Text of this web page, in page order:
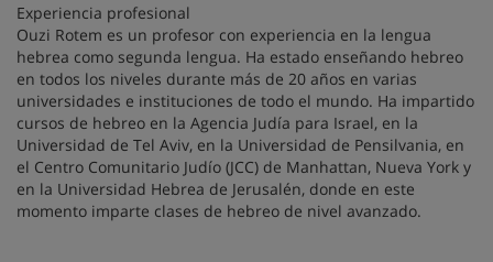
Experiencia profesional
Ouzi Rotem es un profesor con experiencia en la lengua
hebrea como segunda lengua. Ha estado enseñando hebreo
en todos los niveles durante más de 20 años en varias
universidades e instituciones de todo el mundo. Ha impartido
cursos de hebreo en la Agencia Judía para Israel, en la
Universidad de Tel Aviv, en la Universidad de Pensilvania, en
el Centro Comunitario Judío (JCC) de Manhattan, Nueva York y
en la Universidad Hebrea de Jerusalén, donde en este
momento imparte clases de hebreo de nivel avanzado.